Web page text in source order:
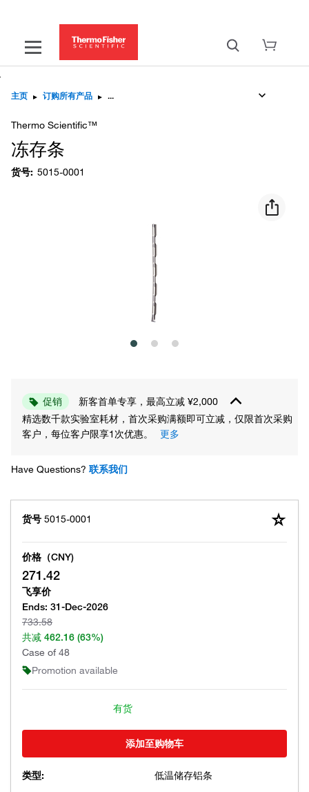
主页 ▸ 订购所有产品 ▸
Thermo Scientific™
冻存条
货号: 5015-0001
促销
新客首单专享，最高立减 ¥2,000
精选数千款实验室耗材，首次采购满额即可立减，仅限首次采购
客户，每位客户限享1次优惠。
更多
Have Questions? 联系我们
货号 5015-0001
价格（CNY)
271.42
飞享价
Ends: 31-Dec-2026
733.58
共减 462.16 (63%)
Case of 48
Promotion available
有货
添加至购物车
类型:
低温储存铝条